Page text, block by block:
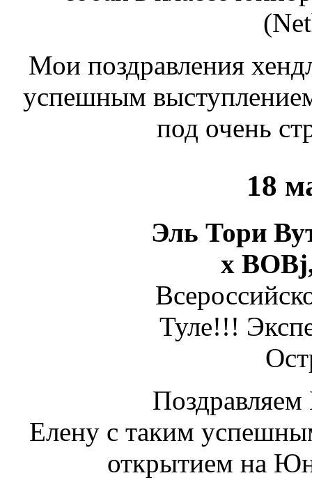
Мои поздравления
успешным
под очень
18
Эль Тори
х
Туле!!!
Поздравляем
Елену с таким
открытием на